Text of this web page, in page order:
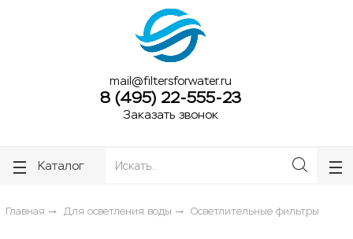
mail@filtersforwater.ru
8 (495) 22-555-23
Заказать звонок
Каталог
Главная Для осветления воды Осветлительные фильтры